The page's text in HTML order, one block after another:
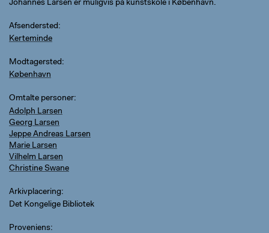
Johannes Larsen er muligvis på kunstskole i København.
Afsendersted
Kerteminde
Modtagersted
København
Omtalte personer
Adolph Larsen
Georg Larsen
Jeppe Andreas Larsen
Marie Larsen
Vilhelm Larsen
Christine Swane
Arkivplacering
Det Kongelige Bibliotek
Proveniens